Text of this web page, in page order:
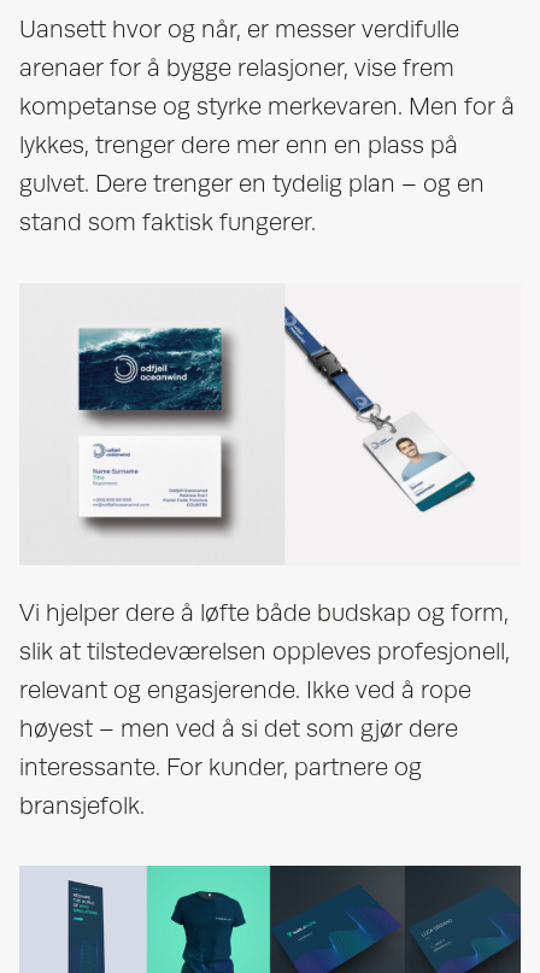
Uansett hvor og når, er messer verdifulle
arenaer for å bygge relasjoner, vise frem
kompetanse og styrke merkevaren. Men for å
lykkes, trenger dere mer enn en plass på
gulvet. Dere trenger en tydelig plan – og en
stand som faktisk fungerer.
Vi hjelper dere å løfte både budskap og form,
slik at tilstedeværelsen oppleves profesjonell,
relevant og engasjerende. Ikke ved å rope
høyest – men ved å si det som gjør dere
interessante. For kunder, partnere og
bransjefolk.